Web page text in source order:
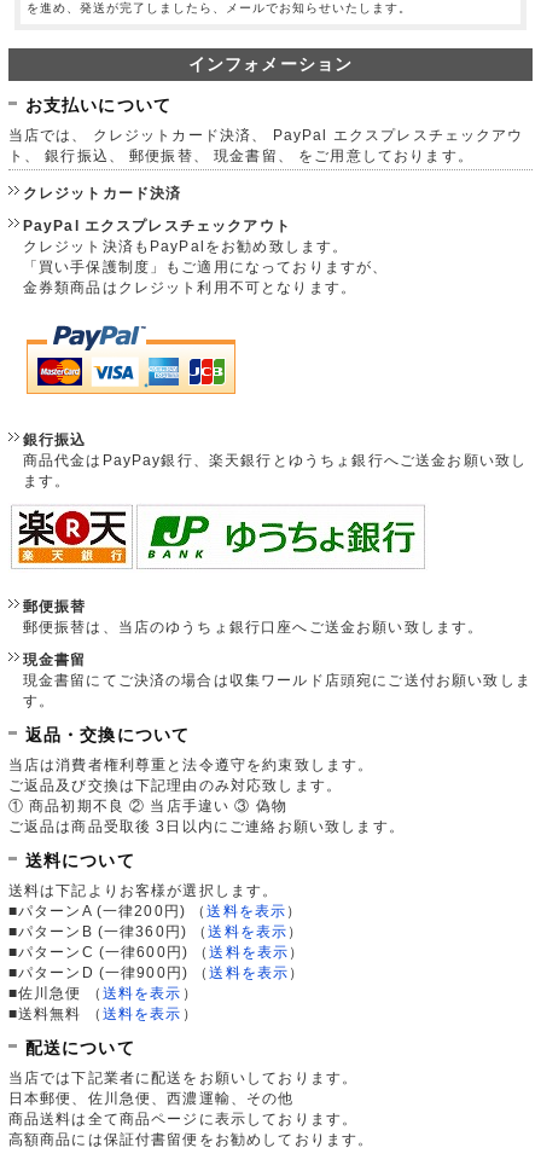
を進め、発送が完了しましたら、メールでお知らせいたします。
インフォメーション
お支払いについて
当店では、 クレジットカード決済、 PayPal エクスプレスチェックアウ
ト、 銀行振込、 郵便振替、 現金書留、 をご用意しております。
クレジットカード決済
PayPal エクスプレスチェックアウト
クレジット決済もPayPalをお勧め致します。
「買い手保護制度」もご適用になっておりますが、
金券類商品はクレジット利用不可となります。
銀行振込
商品代金はPayPay銀行、楽天銀行とゆうちょ銀行へご送金お願い致し
ます。
郵便振替
郵便振替は、当店のゆうちょ銀行口座へご送金お願い致します。
現金書留
現金書留にてご決済の場合は収集ワールド店頭宛にご送付お願い致しま
す。
返品・交換について
当店は消費者権利尊重と法令遵守を約束致します。
ご返品及び交換は下記理由のみ対応致します。
① 商品初期不良 ② 当店手違い ③ 偽物
ご返品は商品受取後 3日以内にご連絡お願い致します。
送料について
送料は下記よりお客様が選択します。
■パターンA (一律200円)
（送料を表示 ）
■パターンB (一律360円)
（送料を表示 ）
■パターンC (一律600円)
（送料を表示 ）
■パターンD (一律900円)
（送料を表示 ）
■佐川急便
（ 送料を表示 ）
■送料無料
（ 送料を表示 ）
配送について
当店では下記業者に配送をお願いしております。
日本郵便、佐川急便、西濃運輸、その他
商品送料は全て商品ページに表示しております。
高額商品には保証付書留便をお勧めしております。